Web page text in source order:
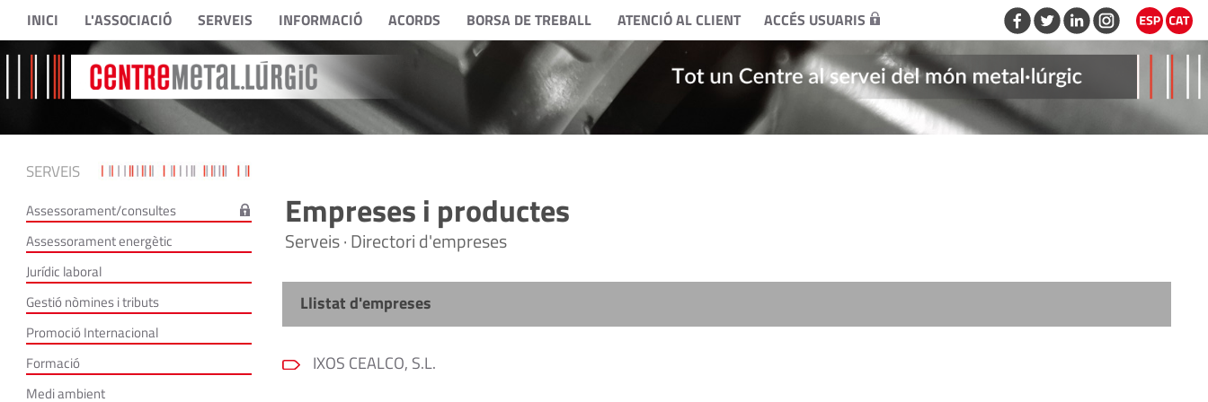
INICI L'ASSOCIACIÓ SERVEIS INFORMACIÓ ACORDS BORSA DE TREBALL ATENCIÓ AL CLIENT ACCÉS USUARIS
SERVEIS
Assessorament/consultes
Assessorament energètic
Jurídic laboral
Gestió nòmines i tributs
Promoció Internacional
Formació
Medi ambient
Empreses i productes
Serveis · Directori d'empreses
Llistat d'empreses
IXOS CEALCO, S.L.